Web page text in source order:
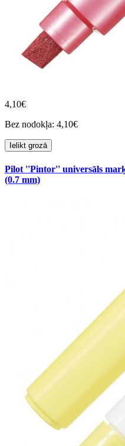
4,10€
Bez nodokļa: 4,10€
Ielikt grozā
Pilot ''Pintor'' universāls
(0.7 mm)